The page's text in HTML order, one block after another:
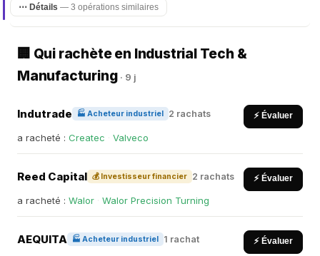
⋯ Détails — 3 opérations similaires
🏢 Qui rachète en Industrial Tech &
Manufacturing · 9 j
Indutrade 🏭 Acheteur industriel 2 rachats ⚡ Évaluer
a racheté : Createc Valveco
Reed Capital 💰 Investisseur financier 2 rachats ⚡ Évaluer
a racheté : Walor Walor Precision Turning
AEQUITA 🏭 Acheteur industriel 1 rachat ⚡ Évaluer